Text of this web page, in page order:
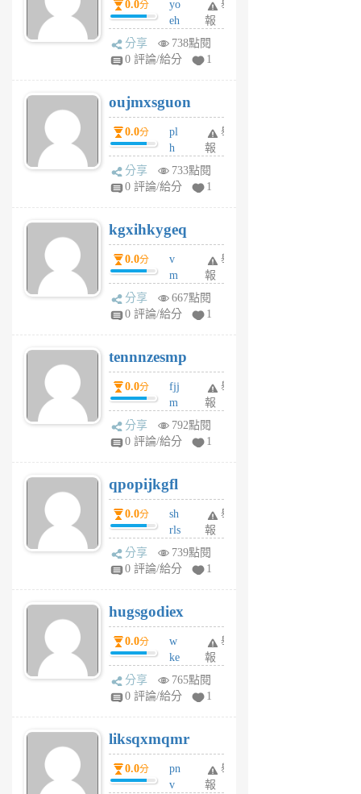
m
v
A
V
個
月
前
0.0分
yo
eh
ld
gy
個
月
前
舉
報
分享
738點閱
0 評論/給分
1
oujmxsguon
0.0分
pl
h
wi
w
6
個
月
前
舉
報
分享
733點閱
0 評論/給分
1
kgxihkygeq
0.0分
v
m
sg
sr
6
個
月
前
舉
報
分享
667點閱
0 評論/給分
1
tennnzesmp
0.0分
fjj
m
w
rs
6
個
月
前
舉
報
分享
792點閱
0 評論/給分
1
qpopijkgfl
0.0分
sh
rls
k
m
6
個
月
前
舉
報
分享
739點閱
0 評論/給分
1
hugsgodiex
0.0分
w
ke
rv
pj
6
個
月
前
舉
報
分享
765點閱
0 評論/給分
1
liksqxmqmr
0.0分
pn
v
舉
報